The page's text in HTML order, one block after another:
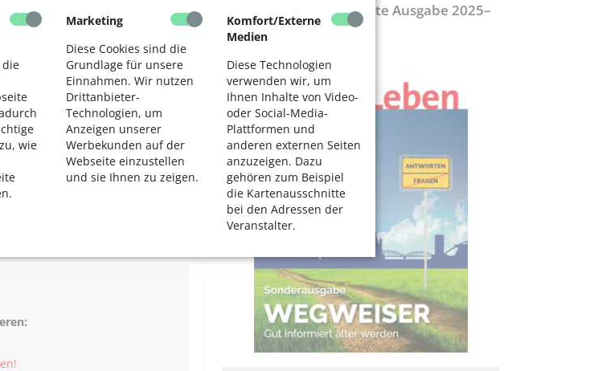
die
wie
Marketing
Diese Cookies sind die
Grundlage für unsere
Einnahmen. Wir nutzen
Drittanbieter-
Technologien, um
Anzeigen unserer
Werbekunden auf der
Webseite einzustellen
und sie Ihnen zu zeigen.
Komfort/Externe
Medien
Diese Technologien
verwenden wir, um
Ihnen Inhalte von Video-
oder Social-Media-
Plattformen und
anderen externen Seiten
anzuzeigen. Dazu
gehören zum Beispiel
die Kartenausschnitte
bei den Adressen der
Veranstalter.
1.500 Vorstellungen in Köln,
wurden. Mehr als hundert
erobert, die jüngsten mit 65, die
das Kölner Seniorenjahr
Das Theater erhielt viele
Alter“.
selbst ist, wird das
Wegweiser - Aktualisierte Ausgabe 2025–
2027